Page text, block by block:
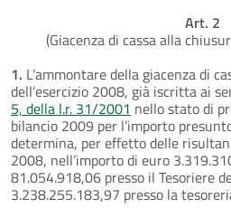
Art. 2
(Giacenza di cassa alla
1. L’ammontare della giacenza di
dell’esercizio 2008, già iscritta ai
5, della l.r. 31/2001 nello stato di
bilancio 2009 per l’importo
determina, per effetto delle
2008, nell’importo di euro
81.054.918,06 presso il Tesoriere
3.238.255.183,97 presso la